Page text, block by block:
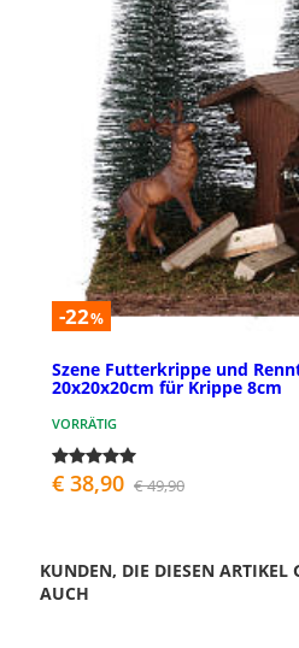
-22%
Szene Futterkrippe und
20x20x20cm für Krippe 8cm
VORRÄTIG
€ 38,90 € 49,90
KUNDEN, DIE DIESEN ARTIKEL
AUCH